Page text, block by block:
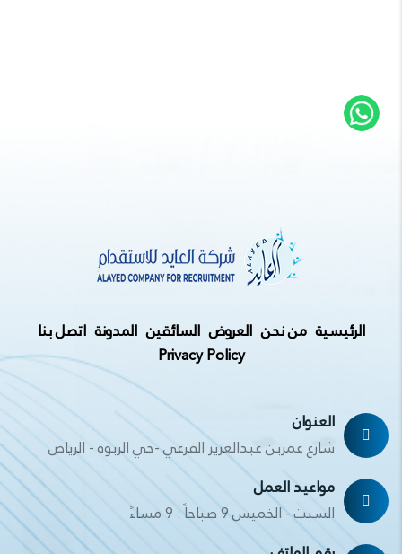
الرئيسية من نحن العروض السائقين المدونة اتصل بنا
Privacy Policy
العنوان
شارع عمربن عبدالعزيز الفرعي -حي الربوة - الرياض
مواعيد العمل
السبت - الخميس 9 صباحاً : 9 مساءً